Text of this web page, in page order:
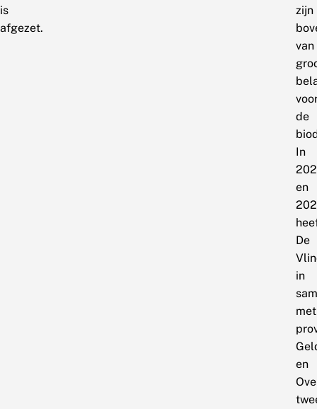
is
afgezet.
zijn
van
de
In
en
De
in
met
en